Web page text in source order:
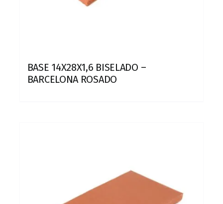
BASE 14X28X1,6 BISELADO –
BARCELONA ROSADO